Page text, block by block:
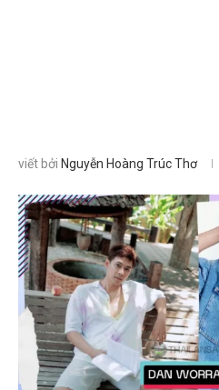
viết bởi Nguyễn Hoàng Trúc Thơ